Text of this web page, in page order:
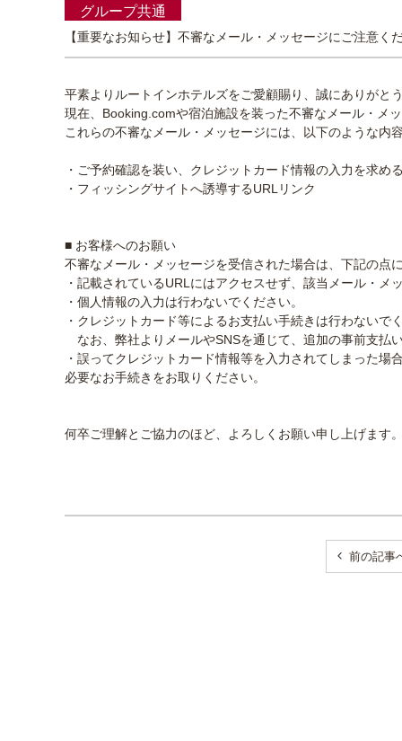
グループ共通
【重要なお知らせ】不審なメール・メッセージにご注意く
平素よりルートインホテルズをご愛顧賜り、誠にありがと
現在、Booking.comや宿泊施設を装った不審なメール・メ
これらの不審なメール・メッセージには、以下のような内
・ご予約確認を装い、クレジットカード情報の入力を求め
・フィッシングサイトへ誘導するURLリンク
■ お客様へのお願い
不審なメール・メッセージを受信された場合は、下記の点
・記載されているURLにはアクセスせず、該当メール・メ
・個人情報の入力は行わないでください。
・クレジットカード等によるお支払い手続きは行わないで
なお、弊社よりメールやSNSを通じて、追加の事前支払
・誤ってクレジットカード情報等を入力されてしまった
必要なお手続きをお取りください。
何卒ご理解とご協力のほど、よろしくお願い申し上げます
前の記事